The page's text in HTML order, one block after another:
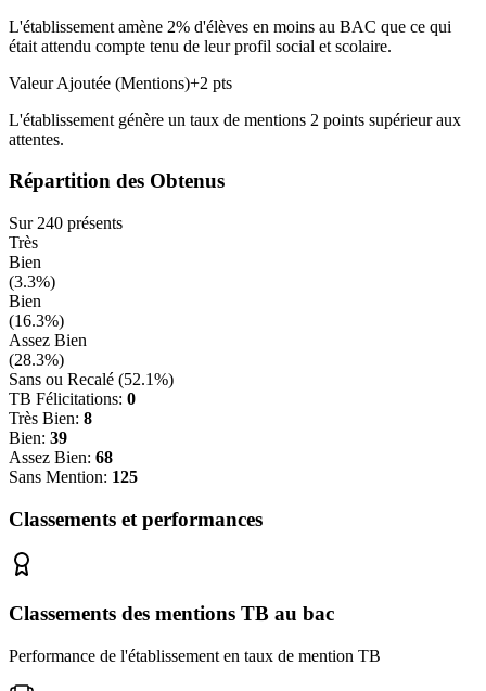
L'établissement amène 2% d'élèves en moins au BAC que ce qui
était attendu compte tenu de leur profil social et scolaire.
Valeur Ajoutée (Mentions)+2 pts
L'établissement génère un taux de mentions 2 points supérieuraux
attentes.
Répartition des Obtenus
Sur 240 présents
Très
Bien
(3.3%)
Bien
(16.3%)
Assez Bien
(28.3%)
Sans ou Recalé (52.1%)
TB Félicitations: 0
Très Bien: 8
Bien: 39
Assez Bien: 68
Sans Mention: 125
Classements et performances
Classements des mentions TB au bac
Performance de l'établissement en taux de mention TB